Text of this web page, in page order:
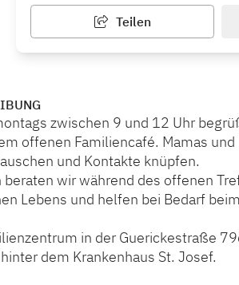
Teilen
zwischen 9 und 12 Uhr
offenen Familiencafé. Mamas
und Kontakte knüpfen.
wir während des offenen
Lebens und helfen bei Bedarf
in der Guerickestraße
dem Krankenhaus St. Josef.